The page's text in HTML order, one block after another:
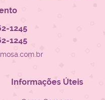
1245
1245
Informações Úteis